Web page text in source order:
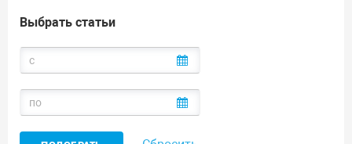
Выбрать статьи